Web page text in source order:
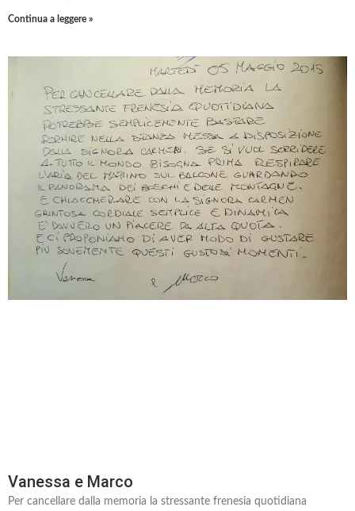
Continua a leggere »
Vanessa e Marco
Per cancellare dalla memoria la stressante frenesia quotidiana